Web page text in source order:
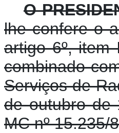
O
lhe confere o
artigo 6º,
combinado
Serviços de
de outubro de
MC nº 15.235/